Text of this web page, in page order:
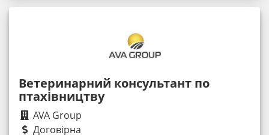
Ветеринарний консультант по
птахівництву
AVA Group
Договірна